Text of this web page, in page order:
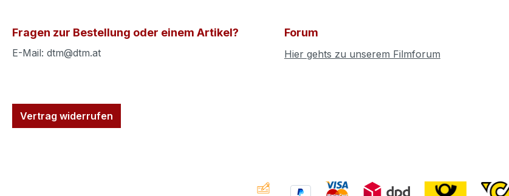
Fragen zur Bestellung oder einem Artikel?
E-Mail: dtm@dtm.at
Vertrag widerrufen
Forum
Hier gehts zu unserem Filmforum